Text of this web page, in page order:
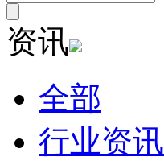
资讯
全部
行业资讯